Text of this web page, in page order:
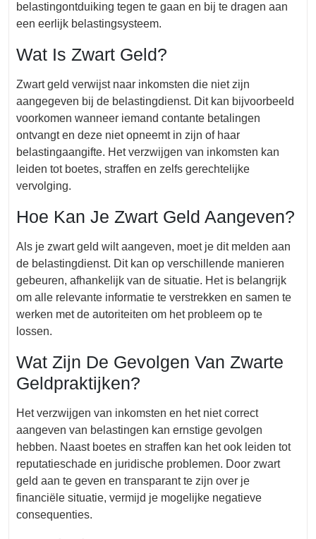
belastingontduiking tegen te gaan en bij te dragen aan
een eerlijk belastingsysteem.
Wat Is Zwart Geld?
Zwart geld verwijst naar inkomsten die niet zijn
aangegeven bij de belastingdienst. Dit kan bijvoorbeeld
voorkomen wanneer iemand contante betalingen
ontvangt en deze niet opneemt in zijn of haar
belastingaangifte. Het verzwijgen van inkomsten kan
leiden tot boetes, straffen en zelfs gerechtelijke
vervolging.
Hoe Kan Je Zwart Geld Aangeven?
Als je zwart geld wilt aangeven, moet je dit melden aan
de belastingdienst. Dit kan op verschillende manieren
gebeuren, afhankelijk van de situatie. Het is belangrijk
om alle relevante informatie te verstrekken en samen te
werken met de autoriteiten om het probleem op te
lossen.
Wat Zijn De Gevolgen Van Zwarte
Geldpraktijken?
Het verzwijgen van inkomsten en het niet correct
aangeven van belastingen kan ernstige gevolgen
hebben. Naast boetes en straffen kan het ook leiden tot
reputatieschade en juridische problemen. Door zwart
geld aan te geven en transparant te zijn over je
financiële situatie, vermijd je mogelijke negatieve
consequenties.